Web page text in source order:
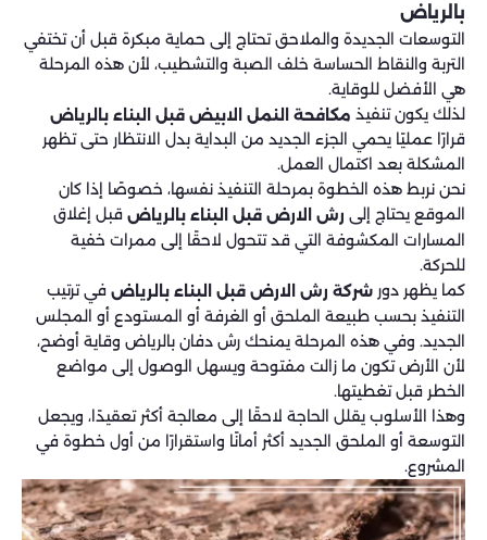
بالرياض
التوسعات الجديدة والملاحق تحتاج إلى حماية مبكرة قبل أن تختفي
التربة والنقاط الحساسة خلف الصبة والتشطيب، لأن هذه المرحلة
هي الأفضل للوقاية.
لذلك يكون تنفيذمكافحة النمل الابيض قبل البناء بالرياض
قرارًا عمليًا يحمي الجزء الجديد من البداية بدل الانتظار حتى تظهر
المشكلة بعد اكتمال العمل.
نحن نربط هذه الخطوة بمرحلة التنفيذ نفسها، خصوصًا إذا كان
الموقع يحتاج إلى رش الارض قبل البناء بالرياضقبل إغلاق
المسارات المكشوفة التي قد تتحول لاحقًا إلى ممرات خفية
للحركة.
كما يظهر دورشركة رش الارض قبل البناء بالرياضفي ترتيب
التنفيذ بحسب طبيعة الملحق أو الغرفة أو المستودع أو المجلس
الجديد. وفي هذه المرحلة يمنحك رش دفان بالرياض وقاية أوضح،
لأن الأرض تكون ما زالت مفتوحة ويسهل الوصول إلى مواضع
الخطر قبل تغطيتها.
وهذا الأسلوب يقلل الحاجة لاحقًا إلى معالجة أكثر تعقيدًا، ويجعل
التوسعة أو الملحق الجديد أكثر أمانًا واستقرارًا من أول خطوة في
المشروع.